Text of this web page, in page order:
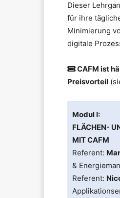
Dieser
für ihre
Minimierung
digitale
CAFM ist
Preisvorteil
Modul I:
FLÄCHEN-
MIT CAFM
Referent:
&
Referent: